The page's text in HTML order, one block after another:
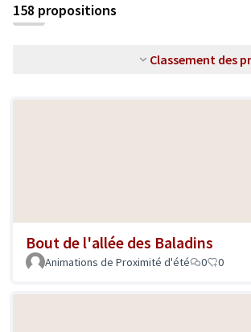
158 propositions
Classement des
Bout de l'allée des Baladins
Animations de Proximité d'été 0 0